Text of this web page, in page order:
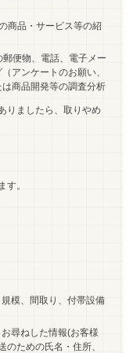
商品・サービス等の紹
便物、電話、電子メー
アンケートのお願い、
商品開発等の調査分析
りましたら、取りやめ
。
模、間取り、付帯設備
尋ねした情報(お客様
ための氏名・住所、